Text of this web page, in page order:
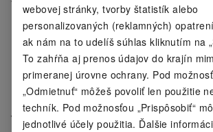
Porovnanie
CRIVIT Padel raketa 3K
CRIVIT Padel raketa
Vlastnosti produktu
webovej stránky, tvorby štatistík alebo
personalizovaných (reklamných)
ak nám na to udelíš súhlas kliknutím na
To zahŕňa aj prenos údajov do krajín
primeranej úrovne ochrany. Pod
„Odmietnuť“ môžeš povoliť len použitie
techník. Pod možnosťou „Prispôsobiť“
jednotlivé účely použitia. Ďalšie